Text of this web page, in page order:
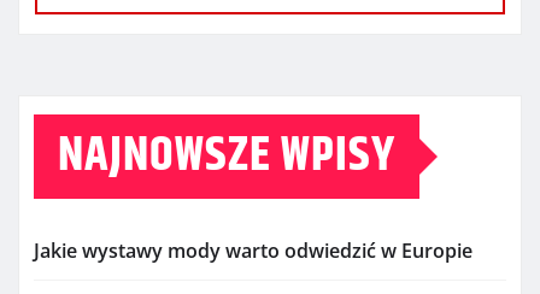
NAJNOWSZE WPISY
Jakie wystawy mody warto odwiedzić w Europie